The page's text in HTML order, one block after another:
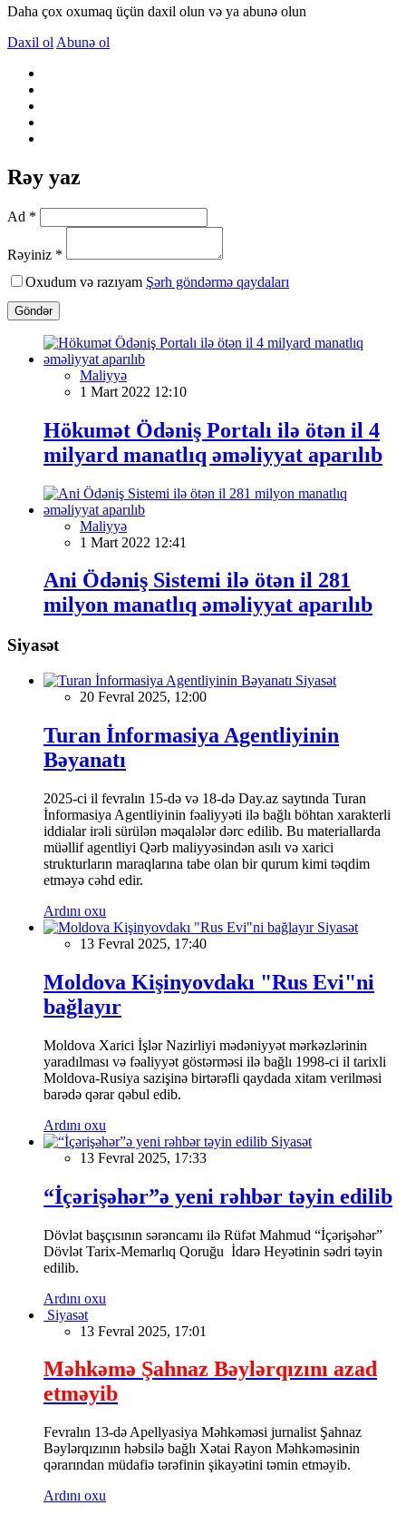
Daha çox oxumaq üçün daxil olun və ya abunə olun
Daxil ol Abunə ol
Rəy yaz
Ad *
Rəyiniz *
Oxudum və razıyam Şərh göndərmə qaydaları
Göndər
Maliyyə
1 Mart 2022 12:10
Hökumət Ödəniş Portalı ilə ötən il 4
milyard manatlıq əməliyyat aparılıb
Maliyyə
1 Mart 2022 12:41
Ani Ödəniş Sistemi ilə ötən il 281
milyon manatlıq əməliyyat aparılıb
Siyasət
Siyasət
20 Fevral 2025, 12:00
Turan İnformasiya Agentliyinin
Bəyanatı
2025-ci il fevralın 15-də və 18-də Day.az saytında Turan
İnformasiya Agentliyinin fəaliyyəti ilə bağlı böhtan xarakterli
iddialar irəli sürülən məqalələr dərc edilib. Bu materiallarda
müəllif agentliyi Qərb maliyyəsindən asılı və xarici
strukturların maraqlarına tabe olan bir qurum kimi təqdim
etməyə cəhd edir.
Ardını oxu
Siyasət
13 Fevral 2025, 17:40
Moldova Kişinyovdakı "Rus Evi"ni
bağlayır
Moldova Xarici İşlər Nazirliyi mədəniyyət mərkəzlərinin
yaradılması və fəaliyyət göstərməsi ilə bağlı 1998-ci il tarixli
Moldova-Rusiya sazişinə birtərəfli qaydada xitam verilməsi
barədə qərar qəbul edib.
Ardını oxu
Siyasət
13 Fevral 2025, 17:33
“İçərişəhər”ə yeni rəhbər təyin edilib
Dövlət başçısının sərəncamı ilə Rüfət Mahmud “İçərişəhər”
Dövlət Tarix-Memarlıq Qoruğu İdarə Heyətinin sədri təyin
edilib.
Ardını oxu
Siyasət
13 Fevral 2025, 17:01
Məhkəmə Şahnaz Bəylərqızını azad
etməyib
Fevralın 13-də Apellyasiya Məhkəməsi jurnalist Şahnaz
Bəylərqızının həbsilə bağlı Xətai Rayon Məhkəməsinin
qərarından müdafiə tərəfinin şikayətini təmin etməyib.
Ardını oxu